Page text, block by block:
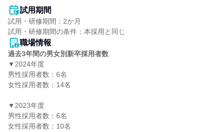
試用期間
試用・研修期間：2か月
職場情報
過去3年間の男女別新卒採用者数
▼2024年度
男性採用者数：6名
女性採用者数：14名
▼2023年度
男性採用者数：6名
女性採用者数：10名